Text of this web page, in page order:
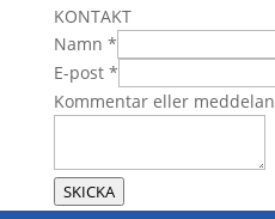
KONTAKT
Namn *
E-post *
eller
Kommentar eller
SKICKA